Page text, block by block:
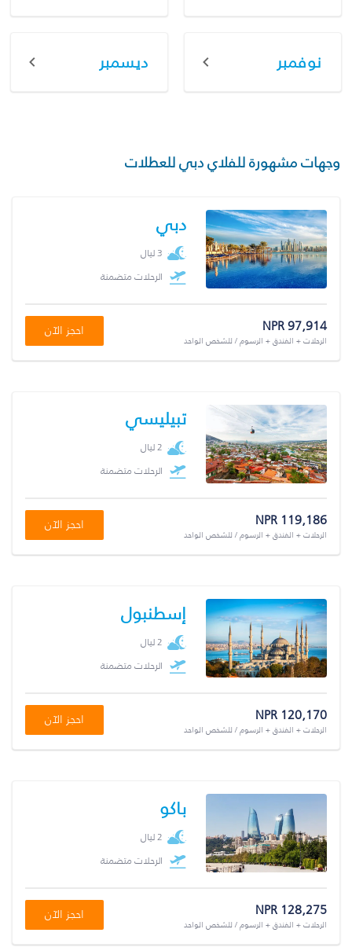
نوفمبر ديسمبر
وجهات مشهورة للفلاي دبي للعطلات
دبي
3 ليال
الرحلات متضمنة
NPR 97,914
الرحلات + الفندق + الرسوم / للشخص الواحد
احجز الآن
تبيليسي
2 ليال
الرحلات متضمنة
NPR 119,186
الرحلات + الفندق + الرسوم / للشخص الواحد
احجز الآن
إسطنبول
2 ليال
الرحلات متضمنة
NPR 120,170
الرحلات + الفندق + الرسوم / للشخص الواحد
احجز الآن
باكو
2 ليال
الرحلات متضمنة
NPR 128,275
الرحلات + الفندق + الرسوم / للشخص الواحد
احجز الآن